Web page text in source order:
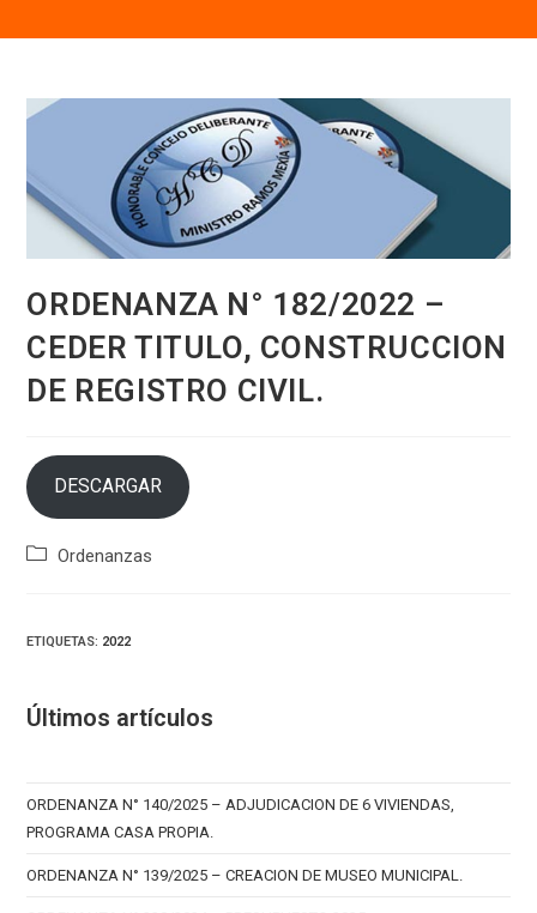
ORDENANZA N° 182/2022 –
CEDER TITULO, CONSTRUCCION
DE REGISTRO CIVIL.
DESCARGAR
Categoría
Ordenanzas
ETIQUETAS: 2022
Últimos artículos
ORDENANZA N° 140/2025 – ADJUDICACION DE 6 VIVIENDAS,
PROGRAMA CASA PROPIA.
ORDENANZA N° 139/2025 – CREACION DE MUSEO MUNICIPAL.